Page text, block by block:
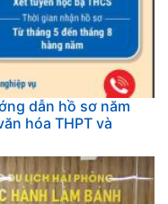
dẫn hồ sơ năm
hóa THPT và